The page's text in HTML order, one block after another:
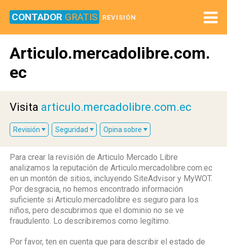
CONTADOR GRATIS REVISIÓN
Articulo.mercadolibre.com.
ec
Visita articulo.mercadolibre.com.ec
Revisión Seguridad Opina sobre
Para crear la revisión de Articulo Mercado Libre
analizamos la reputación de Articulo.mercadolibre.com.ec
en un montón de sitios, incluyendo SiteAdvisor y MyWOT.
Por desgracia, no hemos encontrado información
suficiente si Articulo.mercadolibre es seguro para los
niños, pero descubrimos que el dominio no se ve
fraudulento. Lo describiremos como legítimo.
Por favor, ten en cuenta que para describir el estado de